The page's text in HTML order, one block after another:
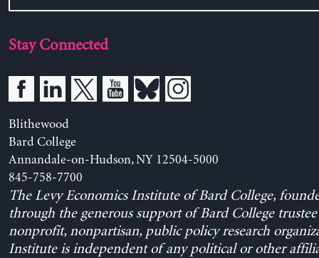
Stay Connected
Blithewood
Bard College
Annandale-on-Hudson, NY 12504-5000
845-758-7700
The Levy Economics Institute of Bard College,
through the generous support of Bard College trustee
nonprofit, nonpartisan, public policy research
Institute is independent of any political or other